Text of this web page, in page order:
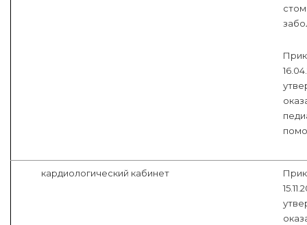
кардиологический кабинет